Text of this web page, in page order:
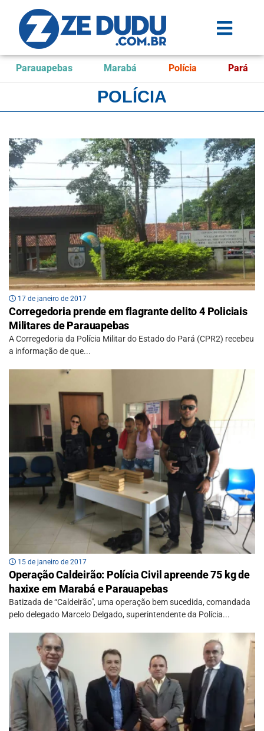
Parauapebas Marabá Polícia Pará
POLÍCIA
17 de janeiro de 2017
Corregedoria prende em flagrante delito 4 Policiais
Militares de Parauapebas
A Corregedoria da Polícia Militar do Estado do Pará (CPR2) recebeu
a informação de que...
15 de janeiro de 2017
Operação Caldeirão: Polícia Civil apreende 75 kg de
haxixe em Marabá e Parauapebas
Batizada de “Caldeirão", uma operação bem sucedida, comandada
pelo delegado Marcelo Delgado, superintendente da Polícia...